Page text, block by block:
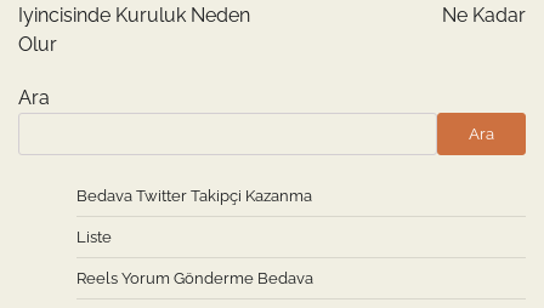
Iyincisinde Kuruluk Neden
Olur
Ne Kadar
Ara
Ara
Bedava Twitter Takipçi Kazanma
Liste
Reels Yorum Gönderme Bedava